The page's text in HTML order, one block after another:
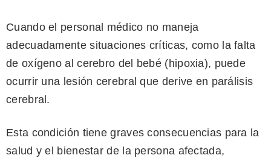
Cuando el personal médico no maneja
adecuadamente situaciones críticas, como la falta
de oxígeno al cerebro del bebé (hipoxia), puede
ocurrir una lesión cerebral que derive en parálisis
cerebral.
Esta condición tiene graves consecuencias para la
salud y el bienestar de la persona afectada,